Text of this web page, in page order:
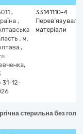
,
,
, м.
,
31-12-
33141110-4
матеріали
стерильна без